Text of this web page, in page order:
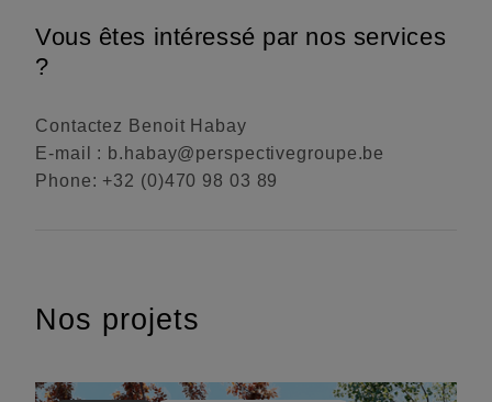
Vous êtes intéressé par nos services
?
Contactez Benoit Habay
E-mail : b.habay@perspectivegroupe.be
Phone: +32 (0)470 98 03 89
Nos projets